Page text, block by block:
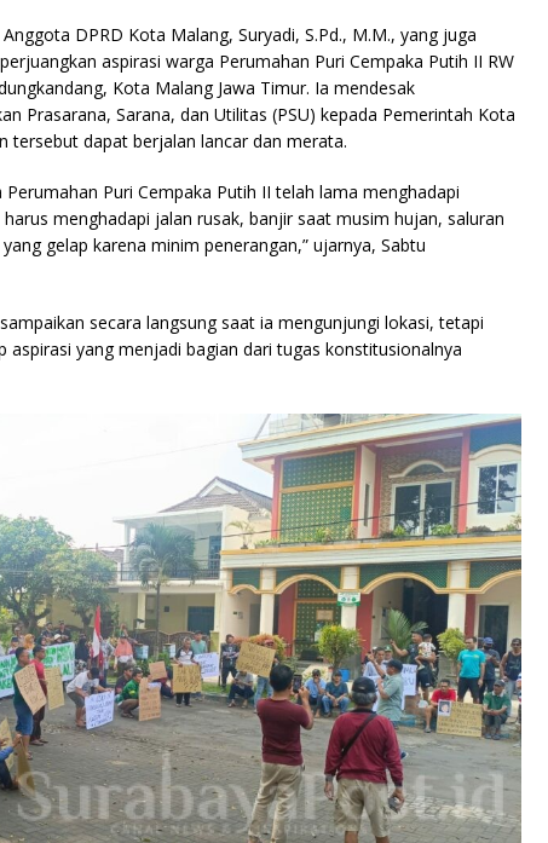
Anggota DPRD Kota Malang, Suryadi, S.Pd., M.M., yang juga
aspirasi warga Perumahan Puri Cempaka Putih II RW
Kota Malang Jawa Timur. Ia mendesak
Prasarana, Sarana, dan Utilitas (PSU) kepada Pemerintah Kota
tersebut dapat berjalan lancar dan merata.
Puri Cempaka Putih II telah lama menghadapi
menghadapi jalan rusak, banjir saat musim hujan, saluran
gelap karena minim penerangan,” ujarnya, Sabtu
secara langsung saat ia mengunjungi lokasi, tetapi
aspirasi yang menjadi bagian dari tugas konstitusionalnya